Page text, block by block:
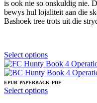
on
the
is ook nie so onskuldig nie.
bewys hul lojaliteit aan die
Bashoek tree trots uit die
Select optionsThis
product
has
multiple
variants.
EPUB PAPERBACK PDF
Select optionsThis